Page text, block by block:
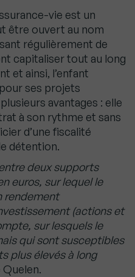
vie est un
être ouvert au nom
régulièrement de
capitaliser tout au long
et ainsi, l’enfant
ses projets
plusieurs avantages : elle
à son rythme et sans
d’une fiscalité
détention.
deux supports
euros, sur lequel le
rendement
(actions et
sur lesquels le
qui sont susceptibles
plus élevés à long